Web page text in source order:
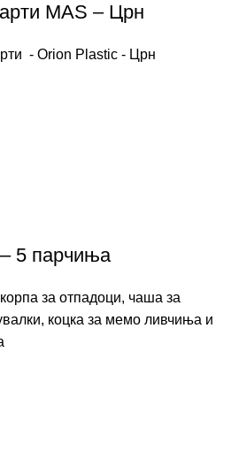
MAS – Црн
- Orion Plastic - Црн
5 парчиња
за отпадоци, чаша за
коцка за мемо ливчиња и